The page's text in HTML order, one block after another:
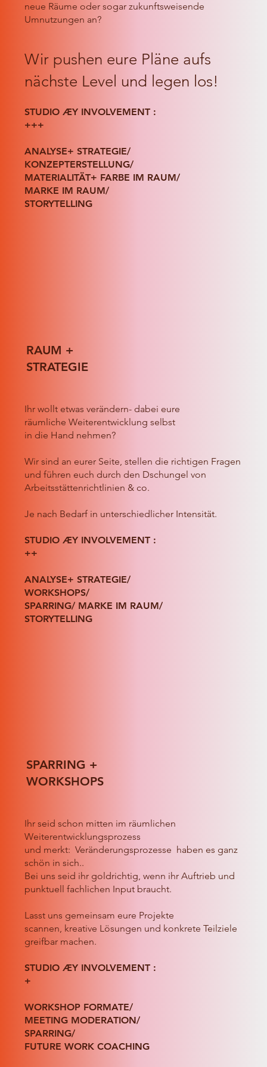
neue Räume oder sogar zukunftsweisende
Umnutzungen an?
Wir pushen eure Pläne aufs
nächste Level und legen los!
STUDIO ÆY INVOLVEMENT :
+++
ANALYSE+ STRATEGIE/
KONZEPTERSTELLUNG/
MATERIALITÄT+ FARBE IM RAUM/
MARKE IM RAUM/
STORYTELLING
RAUM +
STRATEGIE
Ihr wollt etwas verändern- dabei eure
räumliche Weiterentwicklung selbst
in die Hand nehmen?
Wir sind an eurer Seite, stellen die richtigen Fragen
und führen euch durch den Dschungel von
Arbeitsstättenrichtlinien & co.
Je nach Bedarf in unterschiedlicher Intensität.
STUDIO ÆY INVOLVEMENT :
++
ANALYSE+ STRATEGIE/
WORKSHOPS/
SPARRING/ MARKE IM RAUM/
STORYTELLING
SPARRING +
WORKSHOPS
Ihr seid schon mitten im räumlichen
Weiterentwicklungsprozess
und merkt: Veränderungsprozesse haben es ganz
schön in sich..
Bei uns seid ihr goldrichtig, wenn ihr Auftrieb und
punktuell fachlichen Input braucht.
Lasst uns gemeinsam eure Projekte
scannen, kreative Lösungen und konkrete Teilziele
greifbar machen.
STUDIO ÆY INVOLVEMENT :
+
WORKSHOP FORMATE/
MEETING MODERATION/
SPARRING/
FUTURE WORK COACHING